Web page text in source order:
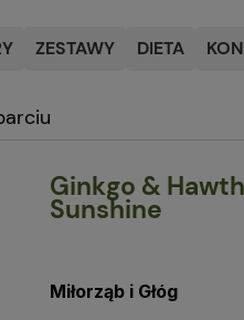
ZESTAWY DIETA
Ginkgo &
Sunshine
Miłorząb i Głóg